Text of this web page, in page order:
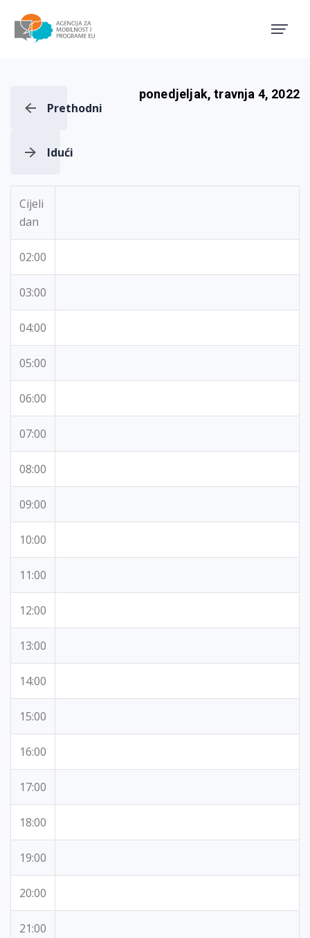
Prethodni
ponedjeljak, travnja 4, 2022
Idući
Cijeli
dan
02:00
03:00
04:00
05:00
06:00
07:00
08:00
09:00
10:00
11:00
12:00
13:00
14:00
15:00
16:00
17:00
18:00
19:00
20:00
21:00